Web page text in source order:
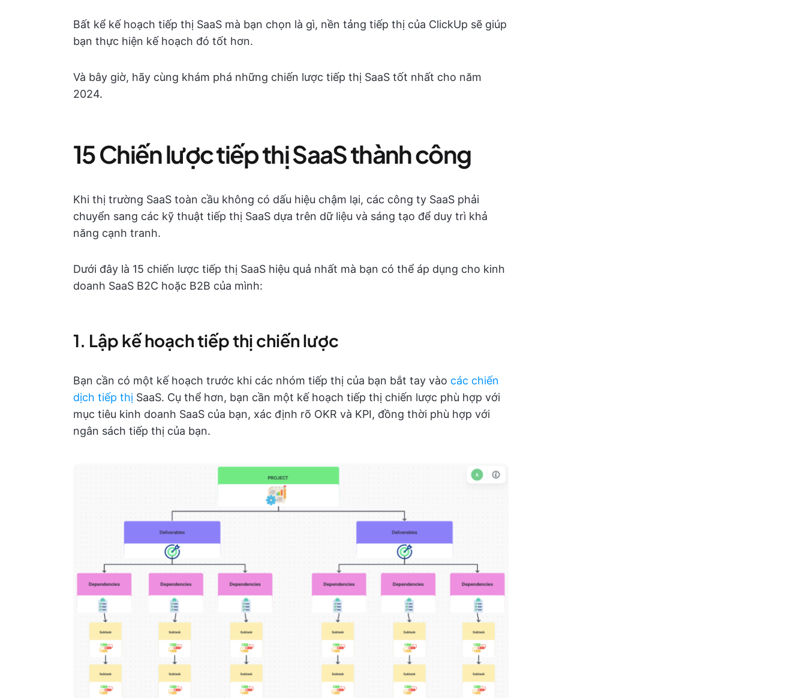
Bất kể kế hoạch tiếp thị SaaS mà bạn chọn là gì, nền tảng tiếp thị của ClickUp sẽ giúp
bạn thực hiện kế hoạch đó tốt hơn.
Và bây giờ, hãy cùng khám phá những chiến lược tiếp thị SaaS tốt nhất cho năm
2024.
15 Chiến lược tiếp thị SaaS thành công
Khi thị trường SaaS toàn cầu không có dấu hiệu chậm lại, các công ty SaaS phải
chuyển sang các kỹ thuật tiếp thị SaaS dựa trên dữ liệu và sáng tạo để duy trì khả
năng cạnh tranh.
Dưới đây là 15 chiến lược tiếp thị SaaS hiệu quả nhất mà bạn có thể áp dụng cho kinh
doanh SaaS B2C hoặc B2B của mình:
1. Lập kế hoạch tiếp thị chiến lược
Bạn cần có một kế hoạch trước khi các nhóm tiếp thị của bạn bắt tay vào các chiến
dịch tiếp thị SaaS. Cụ thể hơn, bạn cần một kế hoạch tiếp thị chiến lược phù hợp với
mục tiêu kinh doanh SaaS của bạn, xác định rõ OKR và KPI, đồng thời phù hợp với
ngân sách tiếp thị của bạn.